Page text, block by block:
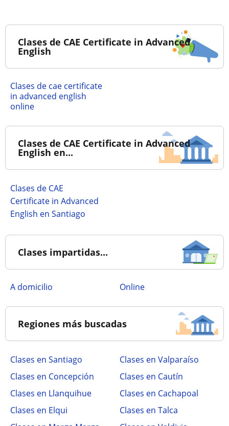
Clases de CAE Certificate in Advanced
English
Clases de cae certificate
in advanced english
online
Clases de CAE Certificate in Advanced
English en...
Clases de CAE
Certificate in Advanced
English en Santiago
Clases impartidas...
a domicilio online
Regiones más buscadas
Clases en Santiago
Clases en Valparaíso
Clases en Concepción
Clases en Cautín
Clases en Llanquihue
Clases en Cachapoal
Clases en Elqui
Clases en Talca